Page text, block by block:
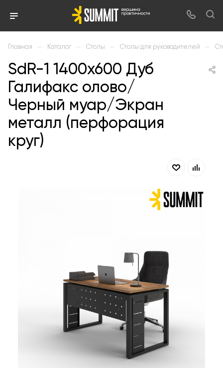
Главная — Каталог — Столы — Столы для руководителей —
SdR-1 1400х600 Дуб
Галифакс олово/
Черный муар/Экран
металл (перфорация
круг)